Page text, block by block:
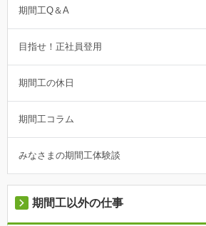
期間工Q＆A
目指せ！正社員登用
期間工の休日
期間工コラム
みなさまの期間工体験談
期間工以外の仕事